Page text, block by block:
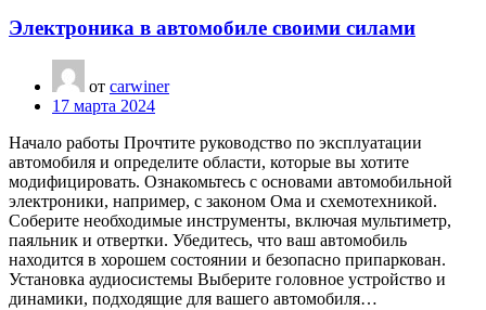
Электроника в автомобиле своими силами
от carwiner
17 марта 2024
Начало работы Прочтите руководство по эксплуатации
автомобиля и определите области, которые вы хотите
модифицировать. Ознакомьтесь с основами автомобильной
электроники, например, с законом Ома и схемотехникой.
Соберите необходимые инструменты, включая мультиметр,
паяльник и отвертки. Убедитесь, что ваш автомобиль
находится в хорошем состоянии и безопасно припаркован.
Установка аудиосистемы Выберите головное устройство и
динамики, подходящие для вашего автомобиля…